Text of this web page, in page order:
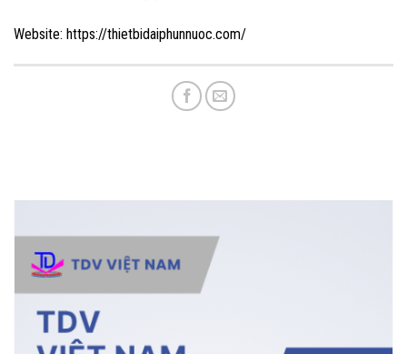
Website: https://thietbidaiphunnuoc.com/